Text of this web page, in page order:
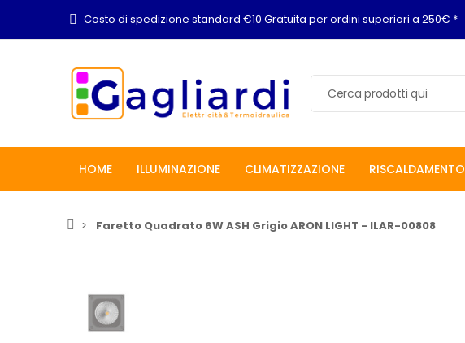
Costo di spedizione standard €10 Gratuita per ordini superiori a 250€ *
HOME ILLUMINAZIONE CLIMATIZZAZIONE RISCALDAMENTO
Faretto Quadrato 6W ASH Grigio ARON LIGHT - ILAR-00808